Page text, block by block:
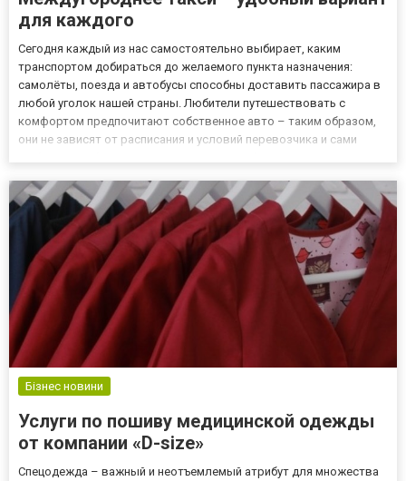
для каждого
Сегодня каждый из нас самостоятельно выбирает, каким
транспортом добираться до желаемого пункта назначения:
самолёты, поезда и автобусы способны доставить пассажира в
любой уголок нашей страны. Любители путешествовать с
комфортом предпочитают собственное авто – таким образом,
они не зависят от расписания и условий перевозчика и сами
тем, к...
Бізнес новини
Услуги по пошиву медицинской одежды
от компании «D-size»
Спецодежда – важный и неотъемлемый атрибут для множества